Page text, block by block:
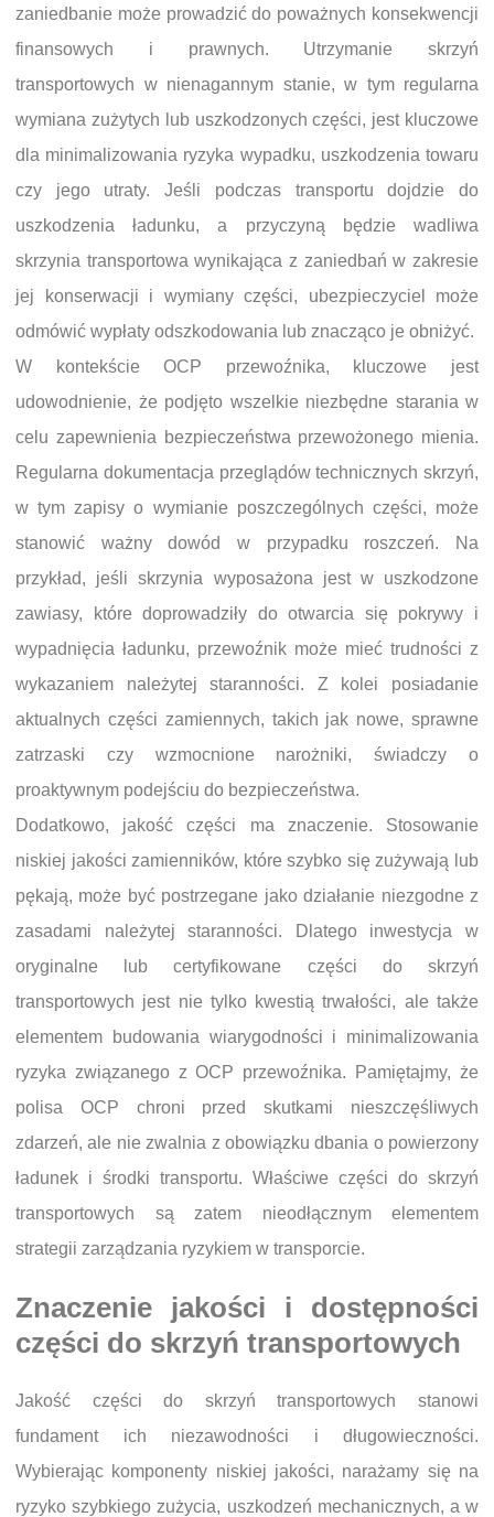
zaniedbanie może prowadzić do poważnych konsekwencji
finansowych i prawnych. Utrzymanie skrzyń
transportowych w nienagannym stanie, w tym regularna
wymiana zużytych lub uszkodzonych części, jest kluczowe
dla minimalizowania ryzyka wypadku, uszkodzenia towaru
czy jego utraty. Jeśli podczas transportu dojdzie do
uszkodzenia ładunku, a przyczyną będzie wadliwa
skrzynia transportowa wynikająca z zaniedbań w zakresie
jej konserwacji i wymiany części, ubezpieczyciel może
odmówić wypłaty odszkodowania lub znacząco je obniżyć.
W kontekście OCP przewoźnika, kluczowe jest
udowodnienie, że podjęto wszelkie niezbędne starania w
celu zapewnienia bezpieczeństwa przewożonego mienia.
Regularna dokumentacja przeglądów technicznych skrzyń,
w tym zapisy o wymianie poszczególnych części, może
stanowić ważny dowód w przypadku roszczeń. Na
przykład, jeśli skrzynia wyposażona jest w uszkodzone
zawiasy, które doprowadziły do otwarcia się pokrywy i
wypadnięcia ładunku, przewoźnik może mieć trudności z
wykazaniem należytej staranności. Z kolei posiadanie
aktualnych części zamiennych, takich jak nowe, sprawne
zatrzaski czy wzmocnione narożniki, świadczy o
proaktywnym podejściu do bezpieczeństwa.
Dodatkowo, jakość części ma znaczenie. Stosowanie
niskiej jakości zamienników, które szybko się zużywają lub
pękają, może być postrzegane jako działanie niezgodne z
zasadami należytej staranności. Dlatego inwestycja w
oryginalne lub certyfikowane części do skrzyń
transportowych jest nie tylko kwestią trwałości, ale także
elementem budowania wiarygodności i minimalizowania
ryzyka związanego z OCP przewoźnika. Pamiętajmy, że
polisa OCP chroni przed skutkami nieszczęśliwych
zdarzeń, ale nie zwalnia z obowiązku dbania o powierzony
ładunek i środki transportu. Właściwe części do skrzyń
transportowych są zatem nieodłącznym elementem
strategii zarządzania ryzykiem w transporcie.
Znaczenie jakości i dostępności
części do skrzyń transportowych
Jakość części do skrzyń transportowych stanowi
fundament ich niezawodności i długowieczności.
Wybierając komponenty niskiej jakości, narażamy się na
ryzyko szybkiego zużycia, uszkodzeń mechanicznych, a w